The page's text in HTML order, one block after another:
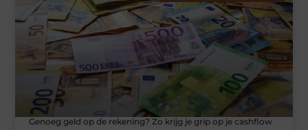
Genoeg geld op de rekening? Zo krijg je grip op je cashflow